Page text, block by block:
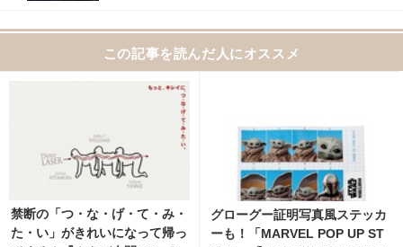
この記事を読んだ人にオススメ
禁断の「つ・な・げ・て・み・
た・い」がきれいになって帰っ
グローグー証明写真風ステッカ
ーも！「MARVEL POP UP ST